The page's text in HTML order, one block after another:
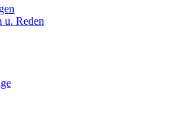
u. Reden